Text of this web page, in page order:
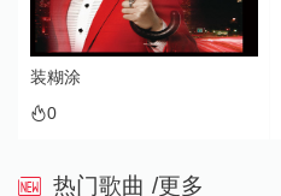
装糊涂
0
热门歌曲 /更多